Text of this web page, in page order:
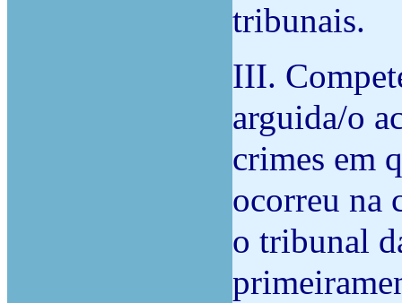
tribunais.
III.
arguida/o
crimes em
ocorreu na
o tribunal